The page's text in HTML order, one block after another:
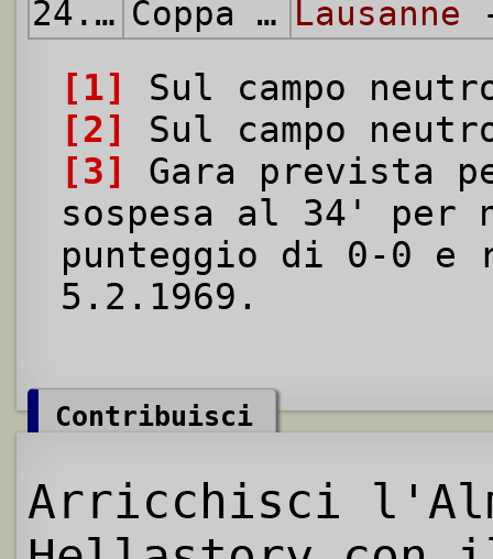
24.06.1969
Coppa delle Alpi Lausanne
[1]
Sul campo
[2]
Sul campo
[3]
Gara prevista
sospesa al 34' per
punteggio di 0-0
5.2.1969.
Contribuisci
Arricchisci